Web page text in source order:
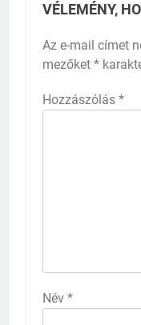
VÉLEMÉNY,
Az e-mail címet
mezőket *
Hozzászólás *
Név *